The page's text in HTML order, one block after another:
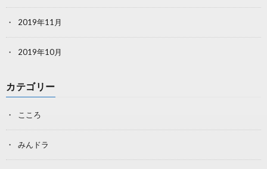
2019年11月
2019年10月
カテゴリー
こころ
みんドラ